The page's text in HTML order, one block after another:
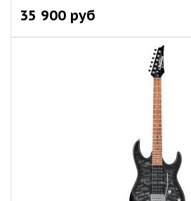
35 900 руб